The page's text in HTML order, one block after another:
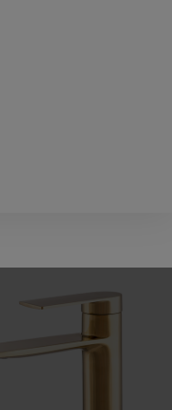
płatności